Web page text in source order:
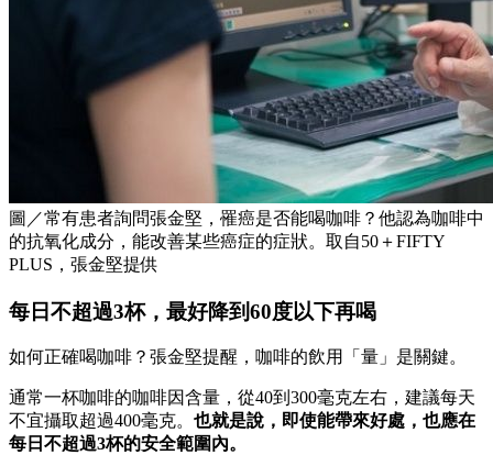
圖／常有患者詢問張金堅，罹癌是否能喝咖啡？他認為咖啡中
的抗氧化成分，能改善某些癌症的症狀。取自50＋FIFTY
PLUS，張金堅提供
每日不超過3杯，最好降到60度以下再喝
如何正確喝咖啡？張金堅提醒，咖啡的飲用「量」是關鍵。
通常一杯咖啡的咖啡因含量，從40到300毫克左右，建議每天
不宜攝取超過400毫克。 也就是說，即使能帶來好處，也應在
每日不超過3杯的安全範圍內。